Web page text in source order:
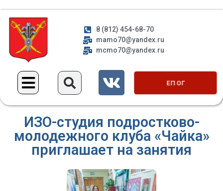
8 (812) 454-68-70
mamo70@yandex.ru
mcmo70@yandex.ru
ЕП ОГ
ИЗО-студия подростково-
молодежного клуба «Чайка»
приглашает на занятия